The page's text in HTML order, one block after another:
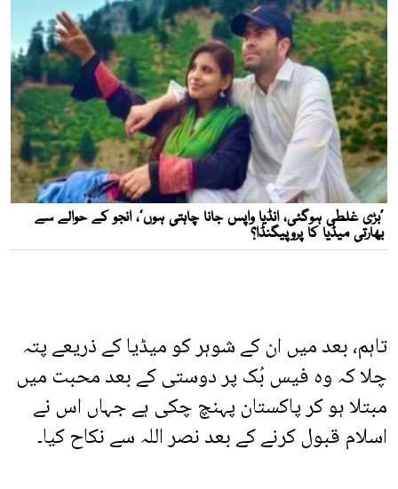
تاہم، بعد میں ان کے شوہر کو میڈیا کے ذریعے پتہ
چلا کہ وہ فیس بُک پر دوستی کے بعد محبت میں
مبتلا ہو کر پاکستان پہنچ چکی ہے جہاں اس نے
اسلام قبول کرنے کے بعد نصر اللہ سے نکاح کیا۔